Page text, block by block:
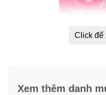
Click để
Xem thêm danh